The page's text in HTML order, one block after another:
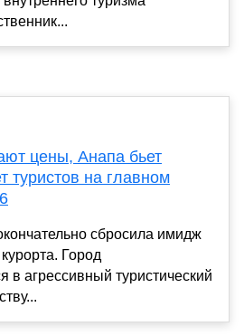
цены, Анапа бьет
туристов на главном
сбросила имидж
Город
в агрессивный туристический